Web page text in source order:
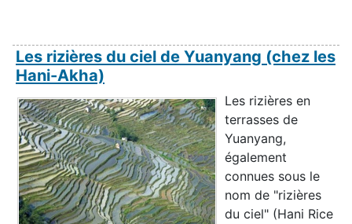
Les rizières du ciel de Yuanyang (chez les
Hani-Akha)
Les rizières en
terrasses de
Yuanyang,
également
connues sous le
nom de "rizières
du ciel" (Hani Rice